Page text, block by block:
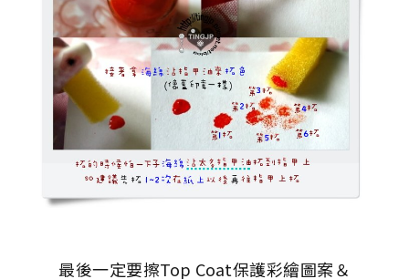
最後一定要擦Top Coat保護彩繪圖案＆